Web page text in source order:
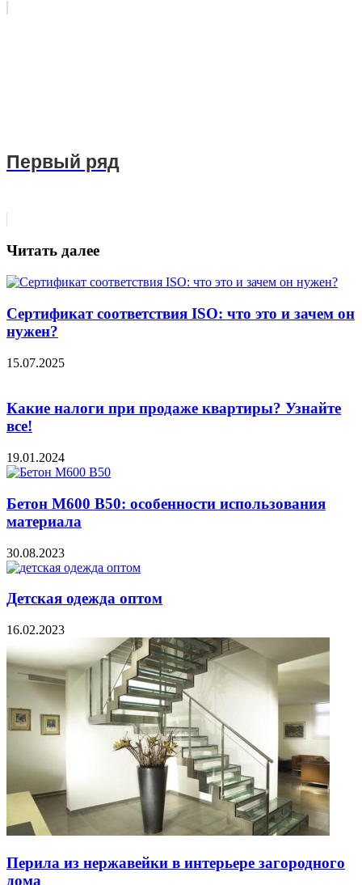
Первый ряд
Читать далее
Сертификат соответствия ISO: что это и зачем он
нужен?
15.07.2025
Какие налоги при продаже квартиры? Узнайте
все!
19.01.2024
Бетон М600 В50: особенности использования
материала
30.08.2023
Детская одежда оптом
16.02.2023
Перила из нержавейки в интерьере загородного
дома